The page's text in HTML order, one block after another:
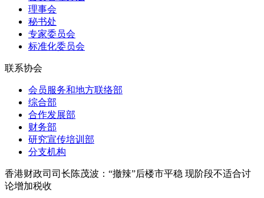
理事会
秘书处
专家委员会
标准化委员会
联系协会
会员服务和地方联络部
综合部
合作发展部
财务部
研究宣传培训部
分支机构
香港财政司司长陈茂波：“撤辣”后楼市平稳 现阶段不适合讨
论增加税收